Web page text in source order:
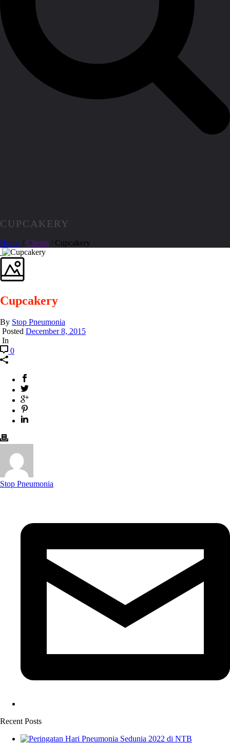
CUPCAKERY
Home / Clients / Cupcakery
Cupcakery
By Stop Pneumonia
Posted December 8, 2015
In
0
Stop Pneumonia
Recent Posts